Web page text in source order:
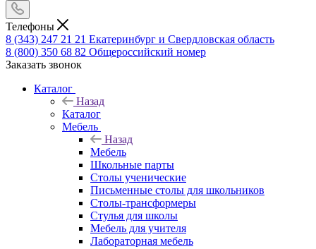
Телефоны
8 (343) 247 21 21 Екатеринбург и Свердловская область
8 (800) 350 68 82 Общероссийский номер
Заказать звонок
Каталог
Назад
Каталог
Мебель
Назад
Мебель
Школьные парты
Столы ученические
Письменные столы для школьников
Столы-трансформеры
Стулья для школы
Мебель для учителя
Лабораторная мебель